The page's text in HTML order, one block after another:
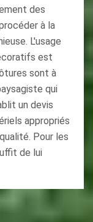
des
à la
L'usage
est
sont à
qui
un devis
appropriés
Pour les
de lui